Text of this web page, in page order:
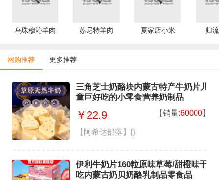
乌珠穆沁羊肉 苏尼特羊肉 夏家店小米 归
网购推荐 更多推荐
三角芝士奶酪块内蒙古特产牛奶片儿
童巨好吃的小零食营养奶制品
￥22.9 【销量:60000】
【阿希达部落】{}
伊利牛奶片160粒原味草莓/甜橙味干
吃内蒙古奶贝奶酪乳制品零食品